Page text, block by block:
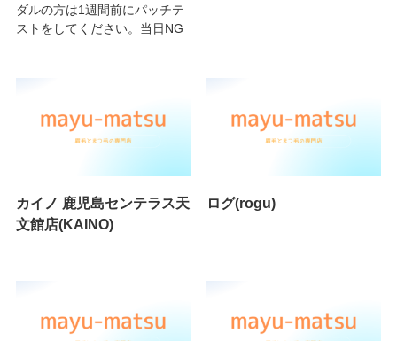
ダルの方は1週間前にパッチテ
ストをしてください。当日NG
カイノ 鹿児島センテラス天
文館店(KAINO)
ログ(rogu)